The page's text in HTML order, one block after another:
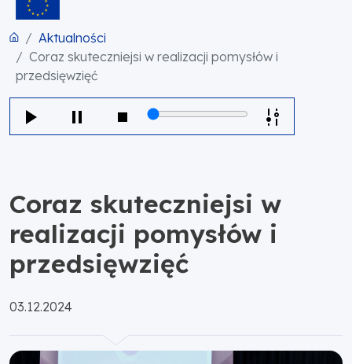
Aktualności
Coraz skuteczniejsi w realizacji pomysłów i
przedsięwzięć
Coraz skuteczniejsi w
realizacji pomysłów i
przedsięwzięć
Opublikowano:
03.12.2024